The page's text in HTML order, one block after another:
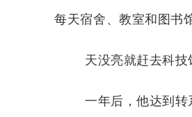
每天宿舍、教室和图书
天没亮就赶去科技
一年后，他达到转